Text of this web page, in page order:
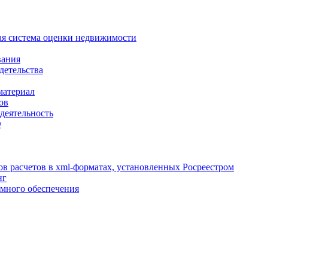
система оценки недвижимости
расчетов в xml-форматах, установленных Росреестром
обеспечения